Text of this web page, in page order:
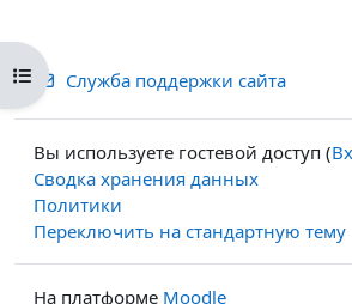
Открыть оглавление курса
Служба поддержки сайта
Вы используете гостевой доступ (
Сводка хранения данных
Политики
Переключить на стандартную тему
На платформе Moodle